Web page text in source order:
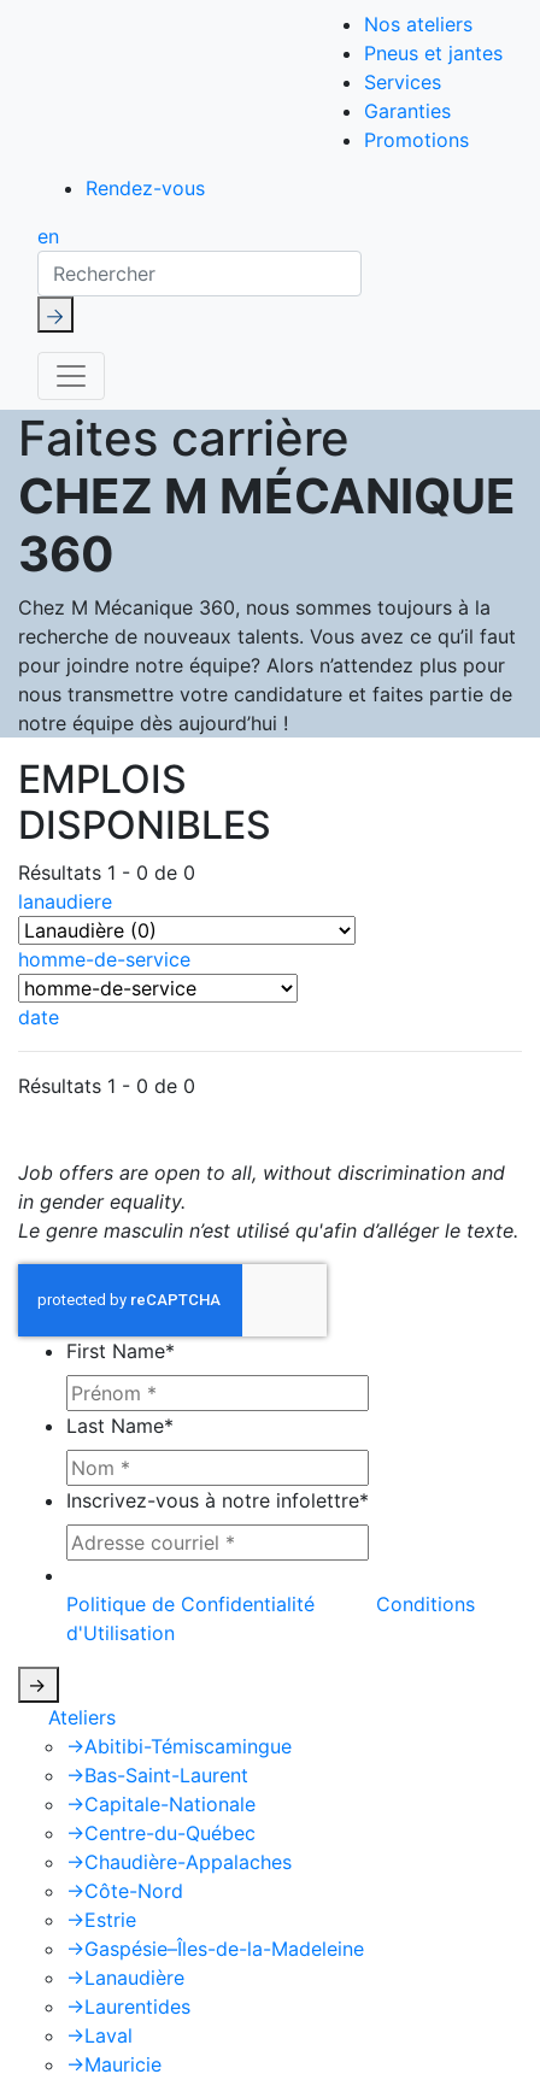
Nos ateliers
Pneus et jantes
Services
Garanties
Promotions
Rendez-vous
en
Rechercher
Faites carrière
CHEZ M MÉCANIQUE
360
Chez M Mécanique 360, nous sommes toujours à la
recherche de nouveaux talents. Vous avez ce qu’il faut
pour joindre notre équipe? Alors n’attendez plus pour
nous transmettre votre candidature et faites partie de
notre équipe dès aujourd’hui !
EMPLOIS
DISPONIBLES
Résultats 1 - 0 de 0
lanaudiere
homme-de-service
date
Résultats 1 - 0 de 0
Job offers are open to all, without discrimination and
in gender equality.
Le genre masculin n’est utilisé qu'afin d’alléger le texte.
First Name*
Last Name*
Inscrivez-vous à notre infolettre*
Politique de Confidentialité
Conditions
d'Utilisation
->
Ateliers
->Abitibi-Témiscamingue
->Bas-Saint-Laurent
->Capitale-Nationale
->Centre-du-Québec
->Chaudière-Appalaches
->Côte-Nord
->Estrie
->Gaspésie–Îles-de-la-Madeleine
->Lanaudière
->Laurentides
->Laval
->Mauricie